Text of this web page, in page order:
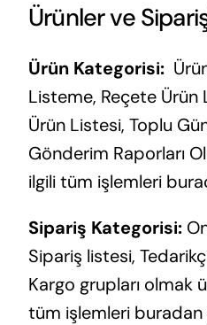
Ürünler ve
Ürün Kategorisi:
Listeme, Reçete Ürün
Ürün Listesi, Toplu
Gönderim Raporları
ilgili tüm işlemleri
Sipariş Kategorisi:
Sipariş listesi,
Kargo grupları olmak
tüm işlemleri buradan